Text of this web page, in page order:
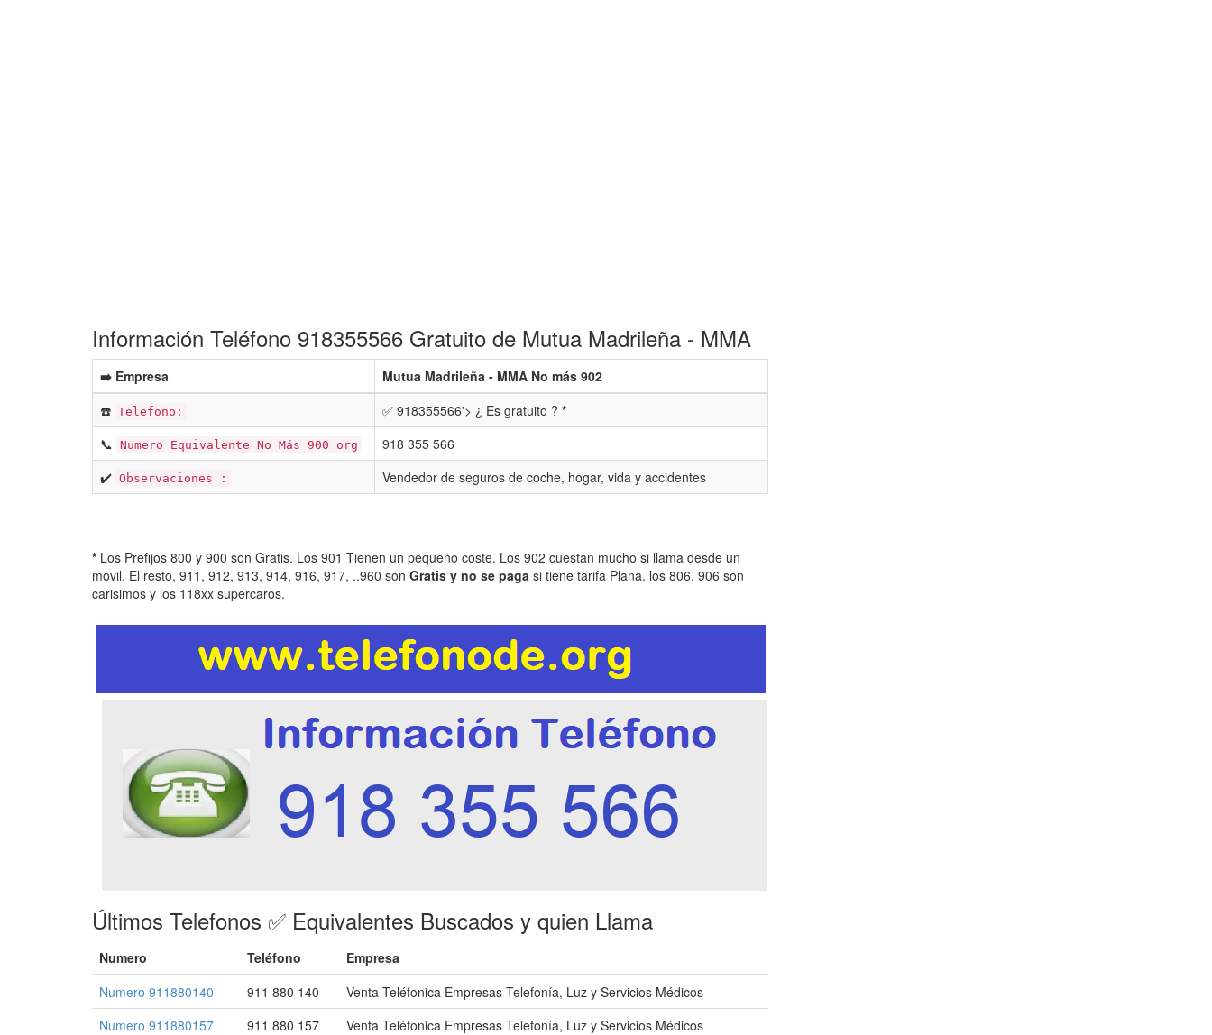
Información Teléfono 918355566 Gratuito de Mutua Madrileña - MMA
➡️ Empresa
Mutua Madrileña - MMA No más 902
☎️ Telefono: ✅ 918355566'> ¿ Es gratuito ? *
📞 Numero Equivalente No Más 900 org
918 355 566
✔️ Observaciones : Vendedor de seguros de coche, hogar, vida y accidentes
* Los Prefijos 800 y 900 son Gratis. Los 901 Tienen un pequeño coste. Los 902 cuestan mucho si llama desde un
movil. El resto, 911, 912, 913, 914, 916, 917, ..960 son Gratis y no se paga si tiene tarifa Plana. los 806, 906 son
carisimos y los 118xx supercaros.
Últimos Telefonos ✅ Equivalentes Buscados y quien Llama
Numero Teléfono
Empresa
Numero 911880140
911 880 140
Venta Teléfonica Empresas Telefonía, Luz y Servicios Médicos
Numero 911880157
911 880 157
Venta Teléfonica Empresas Telefonía, Luz y Servicios Médicos